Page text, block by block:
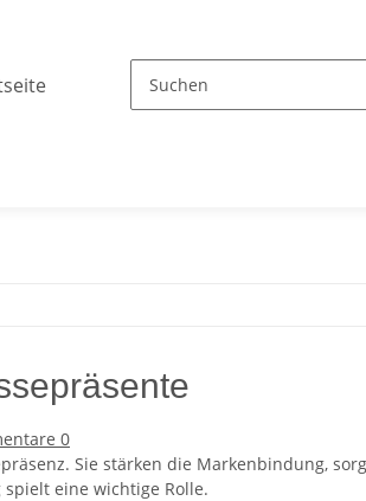
0
Sie stärken die Markenbindung,
eine wichtige Rolle.